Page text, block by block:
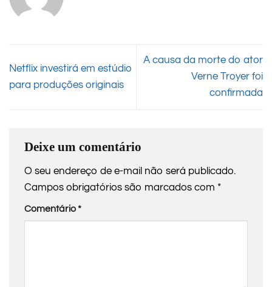
Netflix investirá em estúdio
para produções originais
A causa da morte do ator
Verne Troyer foi
confirmada
Deixe um comentário
O seu endereço de e-mail não será publicado.
Campos obrigatórios são marcados com *
Comentário*